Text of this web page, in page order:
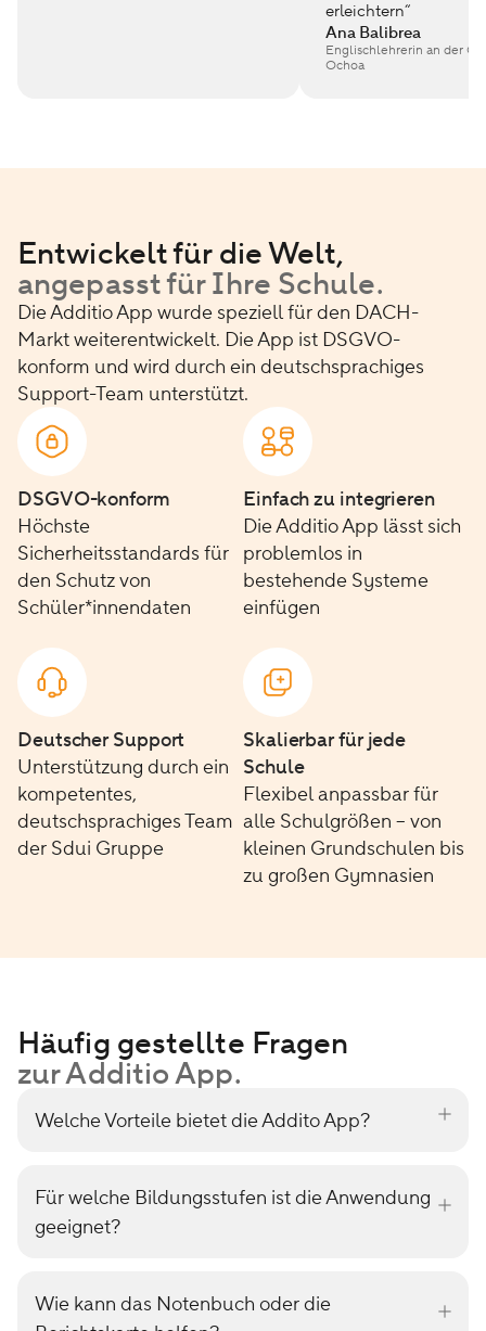
erleichtern“
Ana Balibrea
Englischlehrerin an der
Ochoa
Entwickelt für die Welt,
angepasst für Ihre Schule.
Die Additio App wurde speziell für den DACH-
Markt weiterentwickelt. Die App ist DSGVO-
konform und wird durch ein deutschsprachiges
Support-Team unterstützt.
DSGVO-konform
Höchste
Sicherheitsstandards für
den Schutz von
Schüler*innendaten
Einfach zu integrieren
Die Additio App lässt sich
problemlos in
bestehende Systeme
einfügen
Deutscher Support
Unterstützung durch ein
kompetentes,
deutschsprachiges Team
der Sdui Gruppe
Skalierbar für jede
Schule
Flexibel anpassbar für
alle Schulgrößen – von
kleinen Grundschulen bis
zu großen Gymnasien
Häufig gestellte Fragen
zur Additio App.
Welche Vorteile bietet die Addito App?
Für welche Bildungsstufen ist die Anwendung
geeignet?
Wie kann das Notenbuch oder die